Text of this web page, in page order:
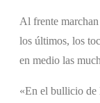
Al frente
los últimos, los
en medio las
«En el bullicio de